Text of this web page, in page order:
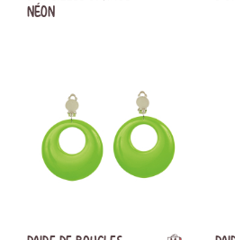
NÉON